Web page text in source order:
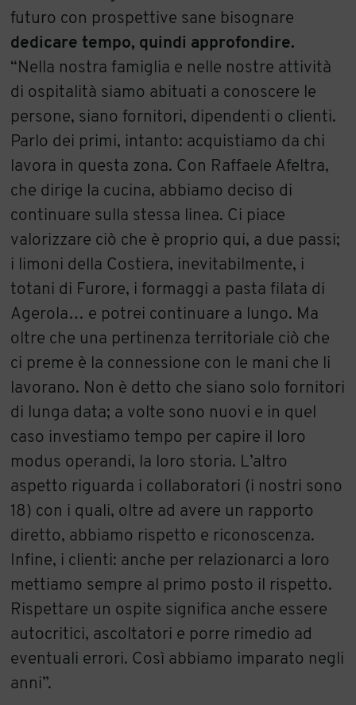
futuro con prospettive sane bisognare
dedicare tempo, quindi approfondire.
“Nella nostra famiglia e nelle nostre attività
di ospitalità siamo abituati a conoscere le
persone, siano fornitori, dipendenti o clienti.
Parlo dei primi, intanto: acquistiamo da chi
lavora in questa zona. Con Raffaele Afeltra,
che dirige la cucina, abbiamo deciso di
continuare sulla stessa linea. Ci piace
valorizzare ciò che è proprio qui, a due passi;
i limoni della Costiera, inevitabilmente, i
totani di Furore, i formaggi a pasta filata di
Agerola… e potrei continuare a lungo. Ma
oltre che una pertinenza territoriale ciò che
ci preme è la connessione con le mani che li
lavorano. Non è detto che siano solo fornitori
di lunga data; a volte sono nuovi e in quel
caso investiamo tempo per capire il loro
modus operandi, la loro storia. L’altro
aspetto riguarda i collaboratori (i nostri sono
18) con i quali, oltre ad avere un rapporto
diretto, abbiamo rispetto e riconoscenza.
Infine, i clienti: anche per relazionarci a loro
mettiamo sempre al primo posto il rispetto.
Rispettare un ospite significa anche essere
autocritici, ascoltatori e porre rimedio ad
eventuali errori. Così abbiamo imparato negli
anni”.